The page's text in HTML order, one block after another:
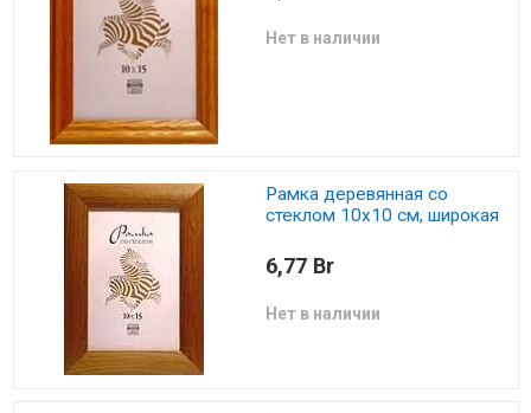
Нет в наличии
Рамка деревянная со
стеклом 10х10 см, широкая
6,77 Br
Нет в наличии